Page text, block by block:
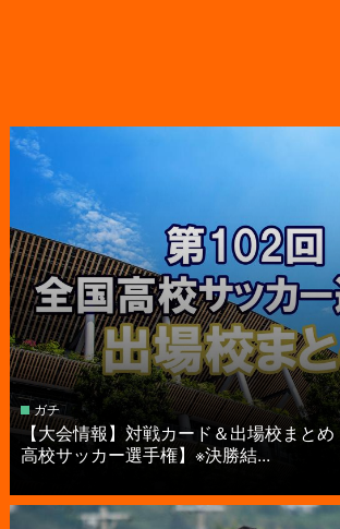
ガチ
【大会情報】対戦カード＆出場校まと
高校サッカー選手権】※決勝結...